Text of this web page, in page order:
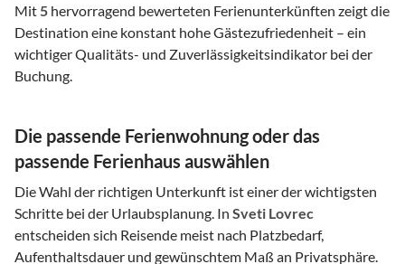
Mit5 hervorragend bewerteten Ferienunterkünften zeigt die
Destination eine konstant hohe Gästezufriedenheit – ein
wichtiger Qualitäts- und Zuverlässigkeitsindikator bei der
Buchung.
Die passende Ferienwohnung oder das
passende Ferienhaus auswählen
Die Wahl der richtigen Unterkunft ist einer der wichtigsten
Schritte bei der Urlaubsplanung. In Sveti Lovrec
entscheiden sich Reisende meist nach Platzbedarf,
Aufenthaltsdauer und gewünschtem Maß an Privatsphäre.